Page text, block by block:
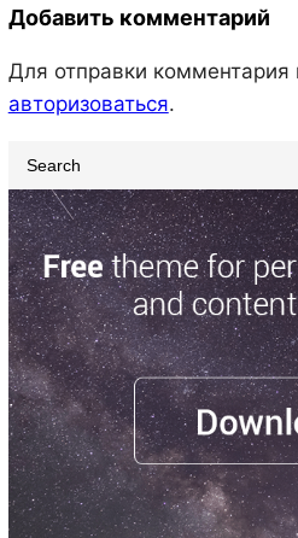
Добавить комментарий
Для отправки
авторизоваться.
e
a
r
c
h